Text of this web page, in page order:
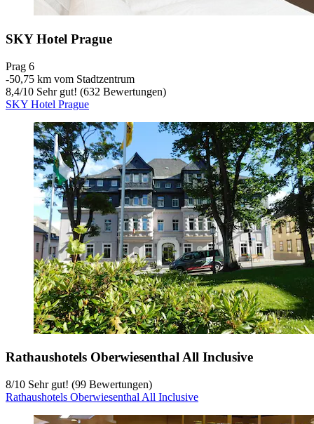
SKY Hotel Prague
Prag 6
‐50,75 km vom Stadtzentrum
8,4/10 Sehr gut! (632 Bewertungen)
SKY Hotel Prague
Rathaushotels Oberwiesenthal All Inclusive
8/10 Sehr gut! (99 Bewertungen)
Rathaushotels Oberwiesenthal All Inclusive